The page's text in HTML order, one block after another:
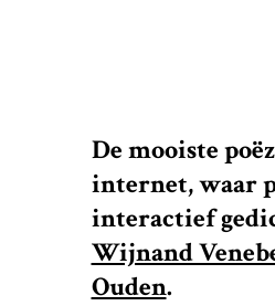
De mooiste
internet, waar
interactief
Wijnand
Ouden.